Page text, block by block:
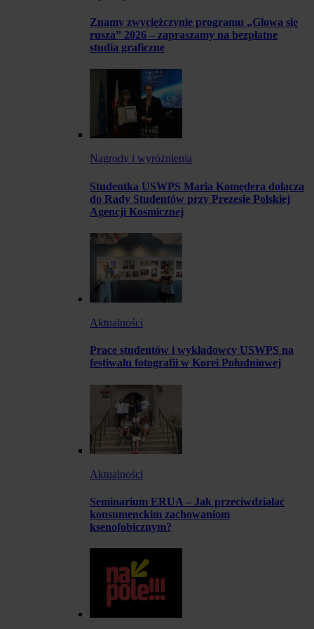
Znamy zwyciężczynie programu „Głowa się
rusza” 2026 – zapraszamy na bezpłatne
studia graficzne
Nagrody i wyróżnienia
Studentka USWPS Maria Komędera dołącza
do Rady Studentów przy Prezesie Polskiej
Agencji Kosmicznej
Aktualności
Prace studentów i wykładowcy USWPS na
festiwalu fotografii w Korei Południowej
Aktualności
Seminarium ERUA – Jak przeciwdziałać
konsumenckim zachowaniom
ksenofobicznym?